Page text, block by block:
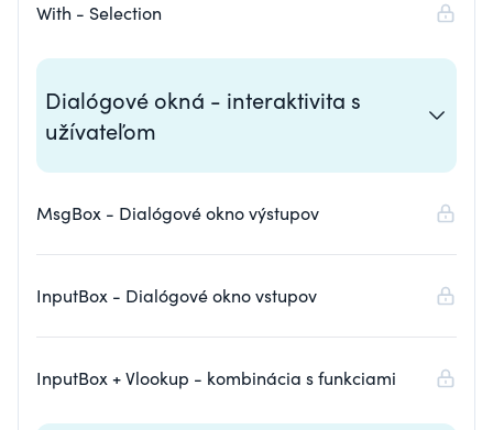
With - Selection
Dialógové okná - interaktivita s
užívateľom
MsgBox - Dialógové okno výstupov
InputBox - Dialógové okno vstupov
InputBox + Vlookup - kombinácia s funkciami